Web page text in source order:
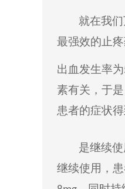
就在我
最强效的止
出血发生率为
素有关 ，于是
患者的症状
是继续
继续使用，